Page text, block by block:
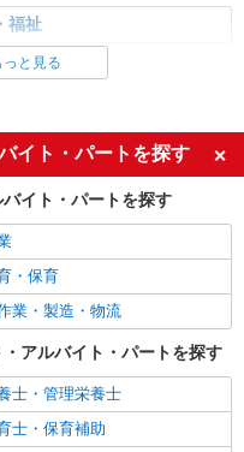
なデイサービスSTAFF≪
代含む)＞
詳細を見る
ービス♪日勤のみ！残業ゼ
円 ＜日払い有/週払い有/交
代含む)＞
福祉
ル（40代～）活躍中
保険あり
と見る
イト・パートを探す
イト・パートを探す
・保育
業・製造・物流
アルバイト・パートを探す
士・管理栄養士
士・保育補助